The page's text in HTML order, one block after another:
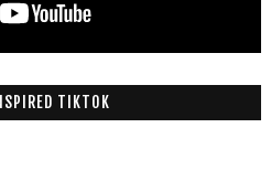
TIKTOK